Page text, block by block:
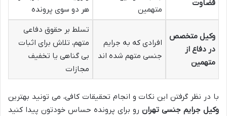
قضاوت
متهمین
هر دو سوی پرونده
وکیل متخصص
در دفاع از
متهمین
افرادی که به جرایم
جنسی متهم شده اند
تسلط بر حقوق دفاعی
متهم، تلاش برای اثبات
بی گناهی یا تخفیف
مجازات
با در نظر گرفتن این نکات و انجام تحقیقات کافی، می تونید بهترین
وکیل جرایم جنسی تهران رو برای پرونده حساس خودتون پیدا کنید